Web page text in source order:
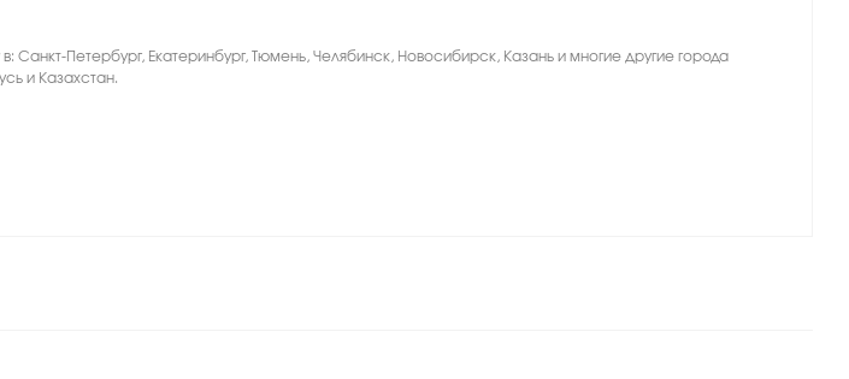
Санкт-Петербург, Екатеринбург, Тюмень, Челябинск, Новосибирск, Казань и многие другие города
и Казахстан.